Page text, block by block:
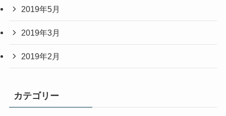
2019年5月
2019年3月
2019年2月
カテゴリー